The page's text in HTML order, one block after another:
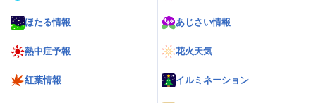
ほたる情報 あじさい情報
熱中症予報 花火天気
紅葉情報 イルミネーション